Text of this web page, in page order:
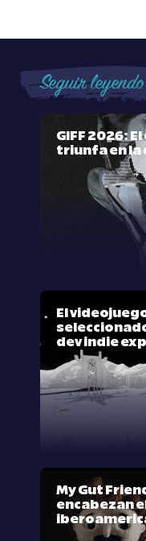
Seguir leyendo
GIFF 2026:
triunfa en la
El
dev indie
My Gut
encabezan